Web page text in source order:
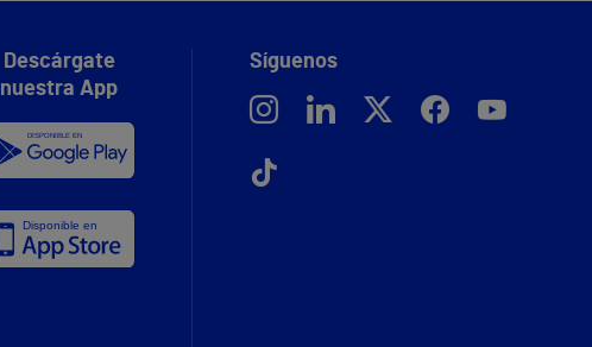
Descárgate
nuestra App
Síguenos